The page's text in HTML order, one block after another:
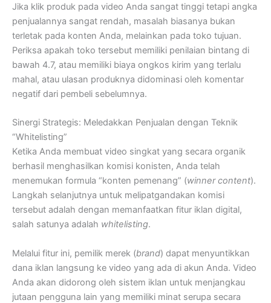
Jika klik produk pada video Anda sangat tinggi tetapi angka
penjualannya sangat rendah, masalah biasanya bukan
terletak pada konten Anda, melainkan pada toko tujuan.
Periksa apakah toko tersebut memiliki penilaian bintang di
bawah 4.7, atau memiliki biaya ongkos kirim yang terlalu
mahal, atau ulasan produknya didominasi oleh komentar
negatif dari pembeli sebelumnya.
Sinergi Strategis: Meledakkan Penjualan dengan Teknik
“Whitelisting”
Ketika Anda membuat video singkat yang secara organik
berhasil menghasilkan komisi konisten, Anda telah
menemukan formula “konten pemenang” (winner content).
Langkah selanjutnya untuk melipatgandakan komisi
tersebut adalah dengan memanfaatkan fitur iklan digital,
salah satunya adalah whitelisting.
Melalui fitur ini, pemilik merek (brand) dapat menyuntikkan
dana iklan langsung ke video yang ada di akun Anda. Video
Anda akan didorong oleh sistem iklan untuk menjangkau
jutaan pengguna lain yang memiliki minat serupa secara